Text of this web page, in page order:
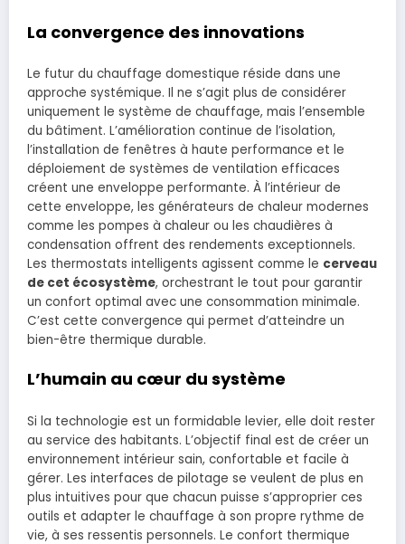
La convergence des innovations
Le futur du chauffage domestique réside dans une
approche systémique. Il ne s’agit plus de considérer
uniquement le système de chauffage, mais l’ensemble
du bâtiment. L’amélioration continue de l’isolation,
l’installation de fenêtres à haute performance et le
déploiement de systèmes de ventilation efficaces
créent une enveloppe performante. À l’intérieur de
cette enveloppe, les générateurs de chaleur modernes
comme les pompes à chaleur ou les chaudières à
condensation offrent des rendements exceptionnels.
Les thermostats intelligents agissent comme le cerveau
de cet écosystème, orchestrant le tout pour garantir
un confort optimal avec une consommation minimale.
C’est cette convergence qui permet d’atteindre un
bien-être thermique durable.
L’humain au cœur du système
Si la technologie est un formidable levier, elle doit rester
au service des habitants. L’objectif final est de créer un
environnement intérieur sain, confortable et facile à
gérer. Les interfaces de pilotage se veulent de plus en
plus intuitives pour que chacun puisse s’approprier ces
outils et adapter le chauffage à son propre rythme de
vie, à ses ressentis personnels. Le confort thermique